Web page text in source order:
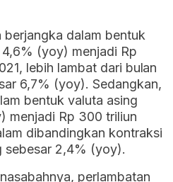
berjangka dalam bentuk
(yoy) menjadi Rp
lebih lambat dari bulan
6,7% (yoy). Sedangkan,
bentuk valuta asing
menjadi Rp 300 triliun
dibandingkan kontraksi
sebesar 2,4% (yoy).
perlambatan